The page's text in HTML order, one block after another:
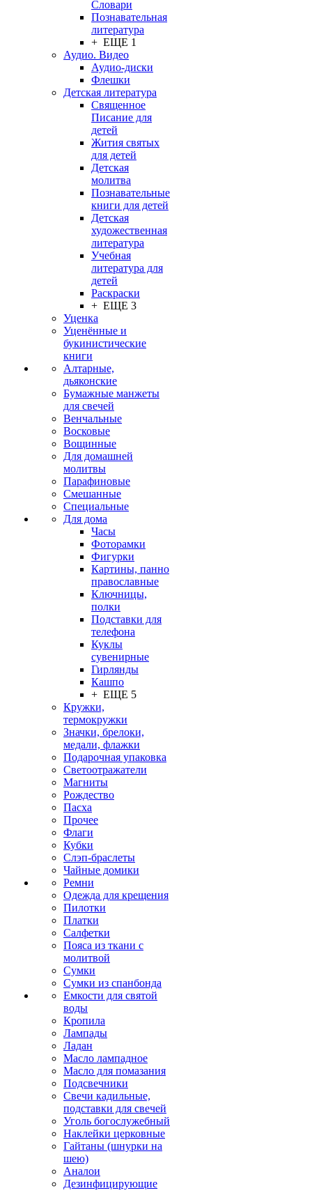
Словари
Познавательная
литература
+ ЕЩЕ 1
Аудио. Видео
Аудио-диски
Флешки
Детская литература
Священное
Писание для
детей
Жития святых
для детей
Детская
молитва
Познавательные
книги для детей
Детская
художественная
литература
Учебная
литература для
детей
Раскраски
+ ЕЩЕ 3
Уценка
Уценённые и
букинистические
книги
Алтарные,
дьяконские
Бумажные манжеты
для свечей
Венчальные
Восковые
Вощинные
Для домашней
молитвы
Парафиновые
Смешанные
Специальные
Для дома
Часы
Фоторамки
Фигурки
Картины, панно
православные
Ключницы,
полки
Подставки для
телефона
Куклы
сувенирные
Гирлянды
Кашпо
+ ЕЩЕ 5
Кружки,
термокружки
Значки, брелоки,
медали, флажки
Подарочная упаковка
Светоотражатели
Магниты
Рождество
Пасха
Прочее
Флаги
Кубки
Слэп-браслеты
Чайные домики
Ремни
Одежда для крещения
Пилотки
Платки
Салфетки
Пояса из ткани с
молитвой
Сумки
Сумки из спанбонда
Емкости для святой
воды
Кропила
Лампады
Ладан
Масло лампадное
Масло для помазания
Подсвечники
Свечи кадильные,
подставки для свечей
Уголь богослужебный
Наклейки церковные
Гайтаны (шнурки на
шею)
Аналои
Дезинфицирующие